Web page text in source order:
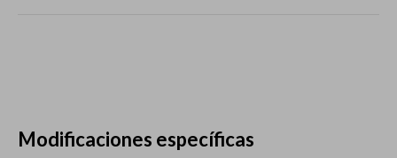
Modificaciones específicas